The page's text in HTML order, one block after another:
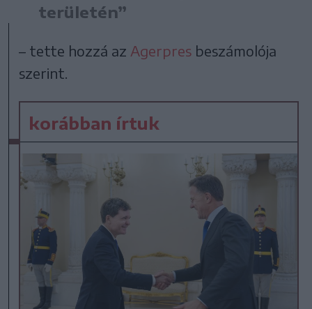
területén”
– tette hozzá az Agerpres beszámolója
szerint.
korábban írtuk